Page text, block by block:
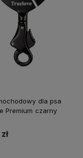
dla psa
Premium czarny